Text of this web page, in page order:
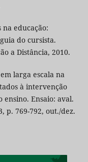
na educação:
do cursista.
a Distância, 2010.
larga escala na
à intervenção
ensino. Ensaio: aval.
p. 769-792, out./dez.